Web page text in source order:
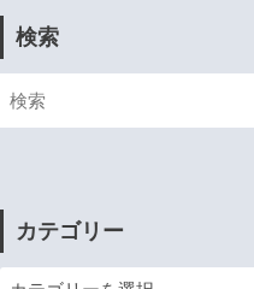
検索
カテゴリー